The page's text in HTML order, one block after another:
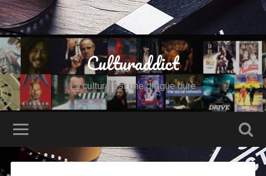
Culturaddict
La culture est une drogue dure